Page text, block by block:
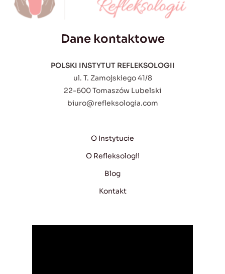
Dane kontaktowe
POLSKI INSTYTUT REFLEKSOLOGII
ul. T. Zamojskiego 41/8
22-600 Tomaszów Lubelski
biuro@refleksologia.com
O Instytucie
O Refleksologii
Blog
Kontakt